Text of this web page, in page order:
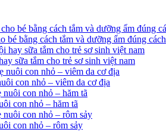
bé bằng cách tắm và dưỡng ẩm đúng cách
sữa tắm cho trẻ sơ sinh việt nam
con nhỏ – viêm da cơ địa
con nhỏ – hăm tã
con nhỏ – rôm sảy